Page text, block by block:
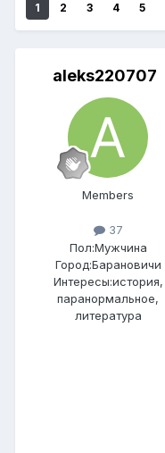
1 2 3 4 5
aleks220707
Members
37
Пол:Мужчина
Город:Барановичи
Интересы:история,
паранормальное,
литература